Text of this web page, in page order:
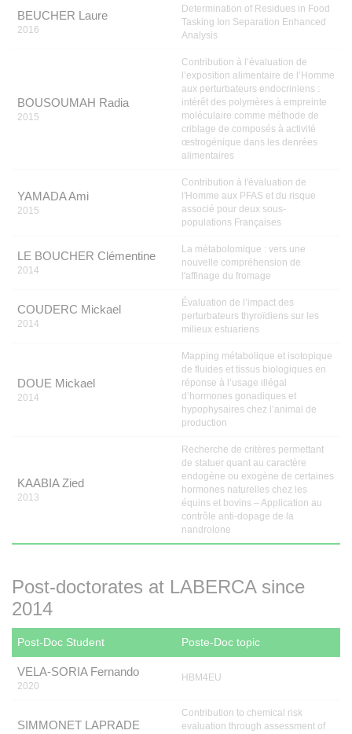
BEUCHER Laure
2016
Determination of Residues in Food
Tasking Ion Separation Enhanced
Analysis
BOUSOUMAH Radia
2015
Contribution à l’évaluation de
l’exposition alimentaire de l’Homme
aux perturbateurs endocriniens :
intérêt des polymères à empreinte
moléculaire comme méthode de
criblage de composés à activité
œstrogénique dans les denrées
alimentaires
YAMADA Ami
2015
Contribution à l'évaluation de
l'Homme aux PFAS et du risque
associé pour deux sous-
populations Françaises
LE BOUCHER Clémentine
2014
La métabolomique : vers une
nouvelle compréhension de
l'affinage du fromage
COUDERC Mickael
2014
Évaluation de l’impact des
perturbateurs thyroïdiens sur les
milieux estuariens
DOUE Mickael
2014
Mapping métabolique et isotopique
de fluides et tissus biologiques en
réponse à l’usage illégal
d’hormones gonadiques et
hypophysaires chez l’animal de
production
KAABIA Zied
2013
Recherche de critères permettant
de statuer quant au caractère
endogène ou exogène de certaines
hormones naturelles chez les
équins et bovins – Application au
contrôle anti-dopage de la
nandrolone
Post-doctorates at LABERCA since
2014
Post-Doc Student Poste-Doc topic
VELA-SORIA Fernando
2020
HBM4EU
SIMMONET LAPRADE
Contribution to chemical risk
evaluation through assessment of